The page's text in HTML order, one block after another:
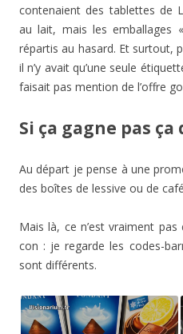
contenaient des tablettes de
au lait, mais les emballages
répartis au hasard. Et surtout,
il n’y avait qu’une seule
faisait pas mention de l’offre
Si ça gagne pas
Au départ je pense à une
des boîtes de lessive ou de
Mais là, ce n’est vraiment
con : je regarde les codes-
sont différents.